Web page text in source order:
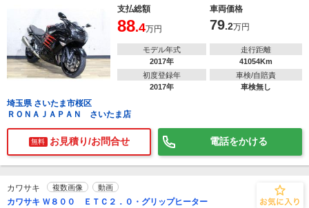
支払総額
車両価格
88.4万円 79.2万円
モデル年式
2017年
走行距離
41054Km
初度登録年
2017年
車検/自賠責
車検無し
埼玉県 さいたま市桜区
ＲＯＮＡＪＡＰＡＮ さいたま店
無料 お見積り/お問合せ 電話をかける
カワサキ 複数画像 動画
カワサキ Ｗ８００ ＥＴＣ２．０・グリップヒーター